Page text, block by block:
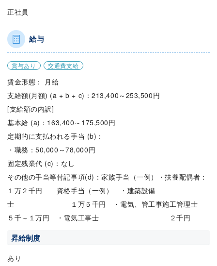
正社員
給与
賞与あり 交通費支給
賃金形態： 月給
支給額(月額) (a + b + c)：213,400～253,500円
[支給額の内訳]
基本給 (a)：163,400～175,500円
定期的に支払われる手当 (b)：
・職務：50,000～78,000円
固定残業代 (c)：なし
その他の手当等付記事項(d)：家族手当（一例）・扶養配偶者：
１万２千円 資格手当（一例） ・建築設備
士 １万５千円 ・電気、管工事施工管理士
５千～１万円 ・電気工事士 ２千円
昇給制度
あり